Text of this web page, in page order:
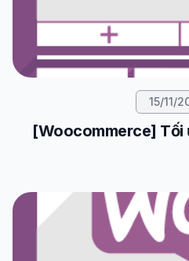
15/11/
[Woocommerce] Tối